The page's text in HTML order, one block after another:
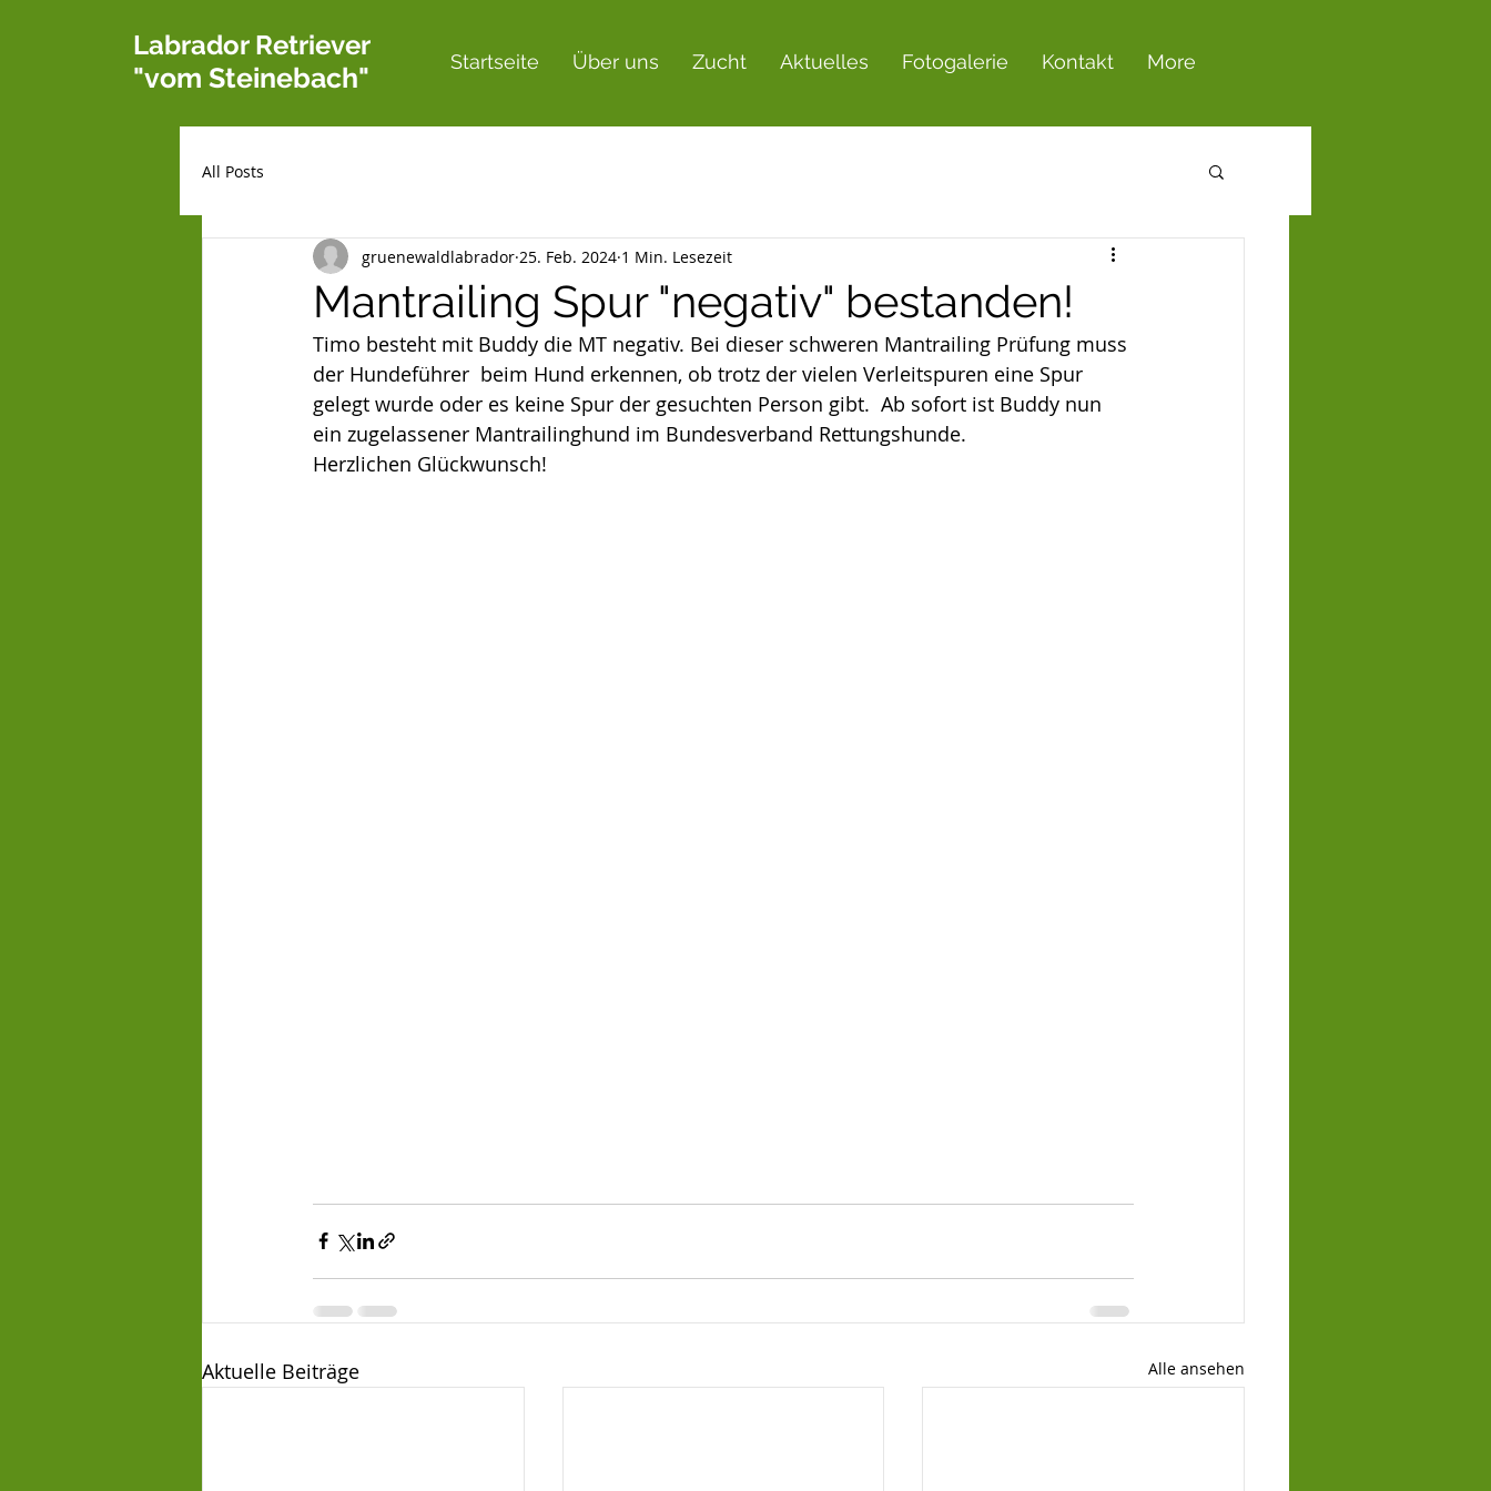
Labrador Retriever
"vom Steinebach" Startseite Über uns Zucht Aktuelles Fotogalerie Kontakt More
All Posts
Mantrailing Spur "negativ" bestanden!
gruenewaldlabrador 25. Feb. 2024 1 Min. Lesezeit
Timo besteht mit Buddy die MT negativ. Bei dieser schweren Mantrailing Prüfung muss
der Hundeführer  beim Hund erkennen, ob trotz der vielen Verleitspuren eine Spur
gelegt wurde oder es keine Spur der gesuchten Person gibt.  Ab sofort ist Buddy nun
ein zugelassener Mantrailinghund im Bundesverband Rettungshunde.
Herzlichen Glückwunsch!
Aktuelle Beiträge Alle ansehen